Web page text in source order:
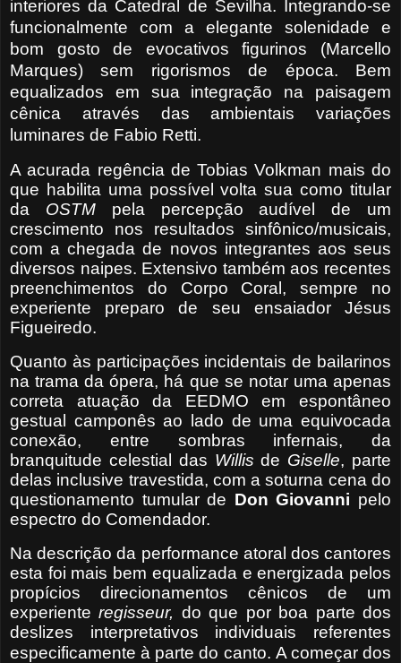
interiores da Catedral de Sevilha.
Integrando-se
funcionalmente com a elegante solenidade e
bom gosto de evocativos figurinos (Marcello
Marques) sem rigorismos de época. Bem
equalizados em sua integração na paisagem
cênica através das ambientais variações
luminares de Fabio Retti.
A acurada regência de Tobias Volkman mais do
que habilita uma possível volta sua como titular
da OSTM pela percepção audível de um
crescimento nos resultados sinfônico/musicais,
com a chegada de novos integrantes aos seus
diversos naipes. Extensivo também aos recentes
preenchimentos do Corpo Coral, sempre no
experiente preparo de seu ensaiador Jésus
Figueiredo.
Quanto às participações incidentais de bailarinos
na trama da ópera, há que se notar uma apenas
correta atuação da EEDMO em espontâneo
gestual camponês ao lado de uma equivocada
conexão, entre sombras infernais, da
branquitude celestial das Willisde Giselle, parte
delas inclusive travestida, com a soturna cena do
questionamento tumular de Don Giovanni pelo
espectro do Comendador.
Na descrição da performance atoral dos cantores
esta foi mais bem equalizada e energizada pelos
propícios direcionamentos cênicos de um
experienteregisseur, do que por boa parte dos
deslizes interpretativos individuais referentes
especificamente à parte do canto. A começar dos